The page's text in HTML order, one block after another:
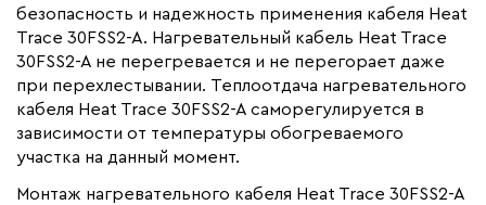
Коллекция FSS
Материал Полиолефин
Минимальный радиус изгиба (мм)
безопасность и надежность применения кабеля Heat
Trace 30FSS2-A. Нагревательный кабель Heat Trace
30FSS2-A не перегревается и не перегорает даже
при перехлестывании. Теплоотдача нагревательного
кабеля Heat Trace 30FSS2-A саморегулируется в
зависимости от температуры обогреваемого
участка на данный момент.
Монтаж нагревательного кабеля Heat Trace 30FSS2-A